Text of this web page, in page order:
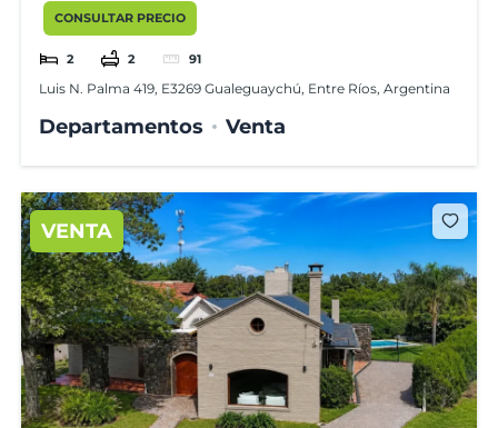
CONSULTAR PRECIO
2 2 91
Luis N. Palma 419, E3269 Gualeguaychú, Entre Ríos, Argentina
Departamentos Venta
VENTA